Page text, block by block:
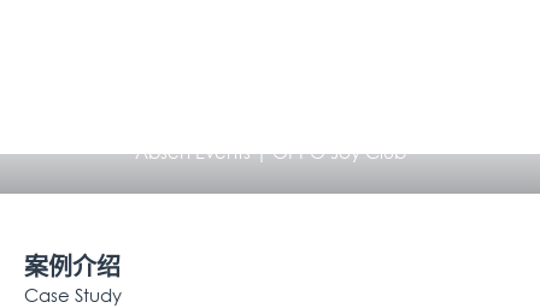
Absen Events | OPPO Joy Club
案例介绍
Case Study